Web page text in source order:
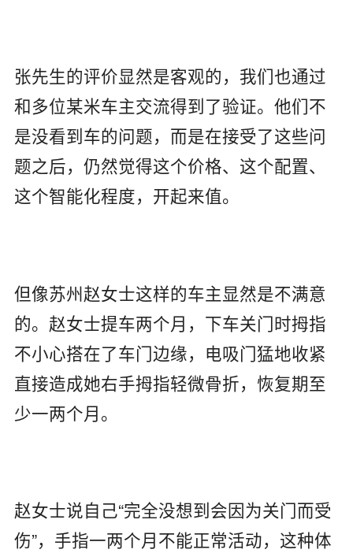
张先生的评价显然是客观的，我们也通过
和多位某米车主交流得到了验证。他们不
是没看到车的问题，而是在接受了这些问
题之后，仍然觉得这个价格、这个配置、
这个智能化程度，开起来值。
但像苏州赵女士这样的车主显然是不满意
的。赵女士提车两个月，下车关门时拇指
不小心搭在了车门边缘，电吸门猛地收紧
直接造成她右手拇指轻微骨折，恢复期至
少一两个月。
赵女士说自己“完全没想到会因为关门而受
伤”，手指一两个月不能正常活动，这种体